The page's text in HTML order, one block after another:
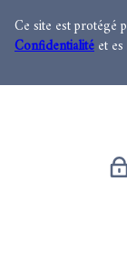
Ce site est protégé
Confidentialitéet es